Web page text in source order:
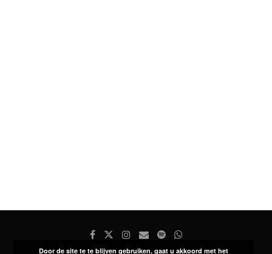
Door de site te te blijven gebruiken, gaat u akkoord met het